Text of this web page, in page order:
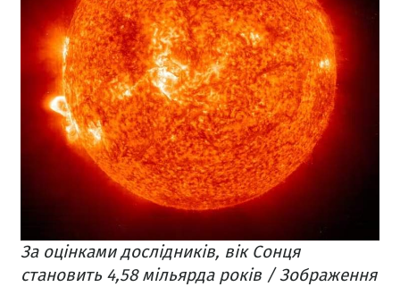
За оцінками дослідників, вік Сонця
становить 4,58 мільярда років / Зображення